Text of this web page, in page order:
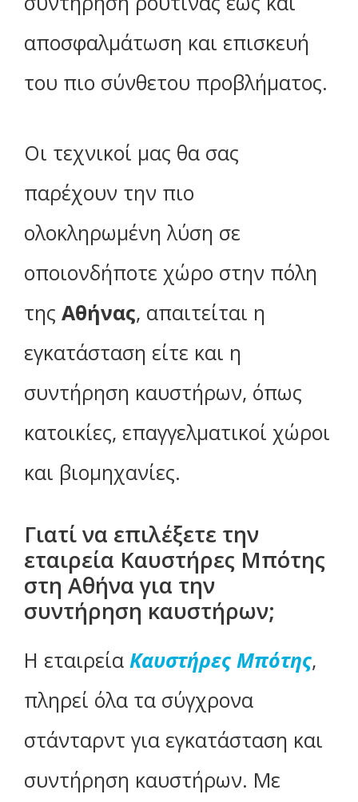
αποσφαλμάτωση και επισκευή
του πιο σύνθετου προβλήματος.
Οι τεχνικοί μας θα σας
παρέχουν την πιο
ολοκληρωμένη λύση σε
οποιονδήποτε χώρο στην πόλη
της Αθήνας, απαιτείται η
εγκατάσταση είτε και η
συντήρηση καυστήρων, όπως
κατοικίες, επαγγελματικοί χώροι
και βιομηχανίες.
Γιατί να επιλέξετε την
εταιρεία Καυστήρες Μπότης
στη Αθήνα για την
συντήρηση καυστήρων;
Η εταιρεία Καυστήρες Μπότης,
πληρεί όλα τα σύγχρονα
στάνταρντ για εγκατάσταση και
συντήρηση καυστήρων. Με